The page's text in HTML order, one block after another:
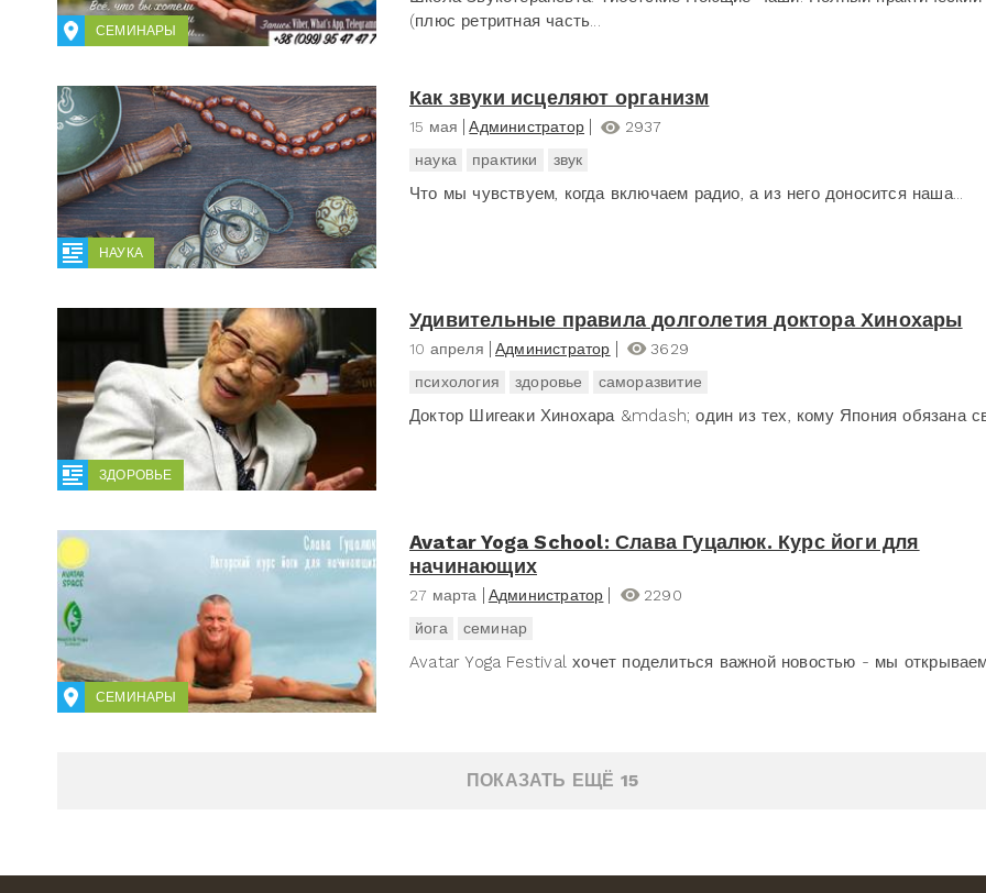
СЕМИНАРЫ
(плюс ретритная часть...
НАУКА
Как звуки исцеляют организм
15 мая Администратор
2937
наука
практики звук
Что мы чувствуем, когда включаем радио, а из него доносится наша...
ЗДОРОВЬЕ
Удивительные правила долголетия доктора Хинохары
10 апреля Администратор
3629
психология
здоровье саморазвитие
Доктор Шигеаки Хинохара &mdash; один из тех, кому Япония обязана
СЕМИНАРЫ
Avatar Yoga School: Слава Гуцалюк. Курс йоги для
начинающих
27 марта Администратор
2290
йога
семинар
Avatar Yoga Festival хочет поделиться важной новостью - мы
ПОКАЗАТЬ ЕЩЁ 15